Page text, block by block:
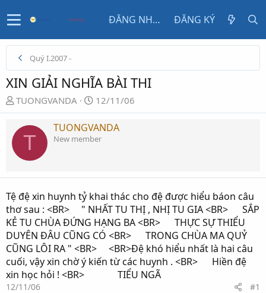
ĐĂNG NHẬP ĐĂNG KÝ
Quý I.2007 -
XIN GIẢI NGHĨA BÀI THI
N
g
ư
h
i
t
ạ
o
TUONGVANDA
N
g
à
y
i
12/11/06
T
TUONGVANDA
New member
Tệ đệ xin huynh tỷ khai thác cho đệ được hiểu báon câu
thơ sau : <BR> " NHẤT TU THỊ , NHỊ TU GIA <BR> SẮP
KẺ TU CHÙA ĐỨNG HẠNG BA <BR> THỰC SỰ THIỂU
DUYÊN ĐÂU CŨNG CÓ <BR> TRONG CHÙA MA QUỶ
CŨNG LÔI RA " <BR> <BR>Đệ khó hiểu nhất là hai câu
cuối, vậy xin chờ ý kiến từ các huynh . <BR> Hiền đệ
xin học hỏi ! <BR> TIỂU NGÃ
12/11/06 #1